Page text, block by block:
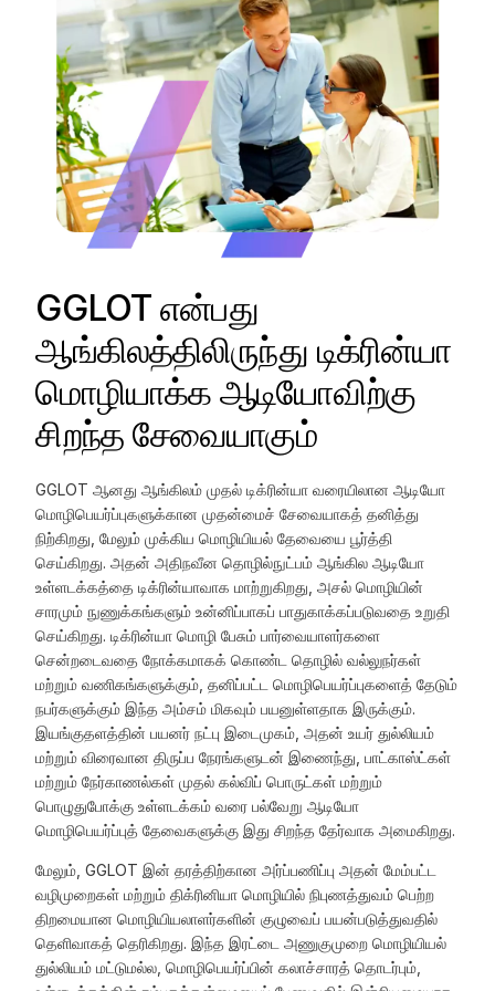
GGLOT என்பது
ஆங்கிலத்திலிருந்து டிக்ரின்யா
மொழியாக்க ஆடியோவிற்கு
சிறந்த சேவையாகும்
GGLOT ஆனது ஆங்கிலம் முதல் டிக்ரின்யா வரையிலான ஆடியோ
மொழிபெயர்ப்புகளுக்கான முதன்மைச் சேவையாகத் தனித்து
நிற்கிறது, மேலும் முக்கிய மொழியியல் தேவையை பூர்த்தி
செய்கிறது. அதன் அதிநவீன தொழில்நுட்பம் ஆங்கில ஆடியோ
உள்ளடக்கத்தை டிக்ரின்யாவாக மாற்றுகிறது, அசல் மொழியின்
சாரமும் நுணுக்கங்களும் உன்னிப்பாகப் பாதுகாக்கப்படுவதை உறுதி
செய்கிறது. டிக்ரின்யா மொழி பேசும் பார்வையாளர்களை
சென்றடைவதை நோக்கமாகக் கொண்ட தொழில் வல்லுநர்கள்
மற்றும் வணிகங்களுக்கும், தனிப்பட்ட மொழிபெயர்ப்புகளைத் தேடும்
நபர்களுக்கும் இந்த அம்சம் மிகவும் பயனுள்ளதாக இருக்கும்.
இயங்குதளத்தின் பயனர் நட்பு இடைமுகம், அதன் உயர் துல்லியம்
மற்றும் விரைவான திருப்ப நேரங்களுடன் இணைந்து, பாட்காஸ்ட்கள்
மற்றும் நேர்காணல்கள் முதல் கல்விப் பொருட்கள் மற்றும்
பொழுதுபோக்கு உள்ளடக்கம் வரை பல்வேறு ஆடியோ
மொழிபெயர்ப்புத் தேவைகளுக்கு இது சிறந்த தேர்வாக அமைகிறது.
மேலும், GGLOT இன் தரத்திற்கான அர்ப்பணிப்பு அதன் மேம்பட்ட
வழிமுறைகள் மற்றும் திக்ரினியா மொழியில் நிபுணத்துவம் பெற்ற
திறமையான மொழியியலாளர்களின் குழுவைப் பயன்படுத்துவதில்
தெளிவாகத் தெரிகிறது. இந்த இரட்டை அணுகுமுறை மொழியியல்
துல்லியம் மட்டுமல்ல, மொழிபெயர்ப்பின் கலாச்சாரத் தொடர்பும்,